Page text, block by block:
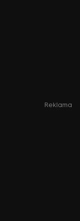
Reklama